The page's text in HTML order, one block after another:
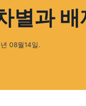
별과 배
08월14일.